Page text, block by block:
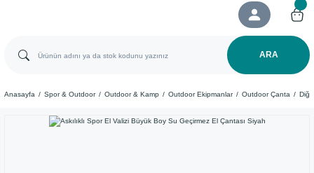
ARA
Anasayfa Spor & Outdoor Outdoor & Kamp Outdoor Ekipmanlar Outdoor Çanta